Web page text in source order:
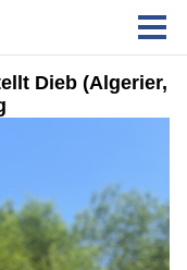
Dieb (Algerier,